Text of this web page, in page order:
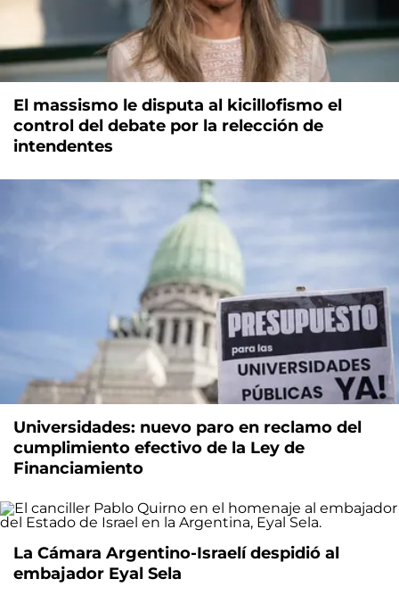
El massismo le disputa al kicillofismo el
control del debate por la relección de
intendentes
Universidades: nuevo paro en reclamo del
cumplimiento efectivo de la Ley de
Financiamiento
La Cámara Argentino-Israelí despidió al
embajador Eyal Sela